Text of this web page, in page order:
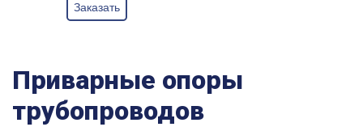
Заказать
Приварные опоры
трубопроводов